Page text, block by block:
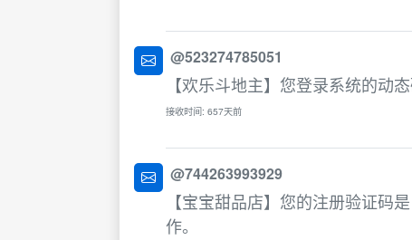
@523274785051
【欢乐斗地主】您登录系统的动
接收时间: 657天前
@744263993929
【宝宝甜品店】您的注册验证码
作。